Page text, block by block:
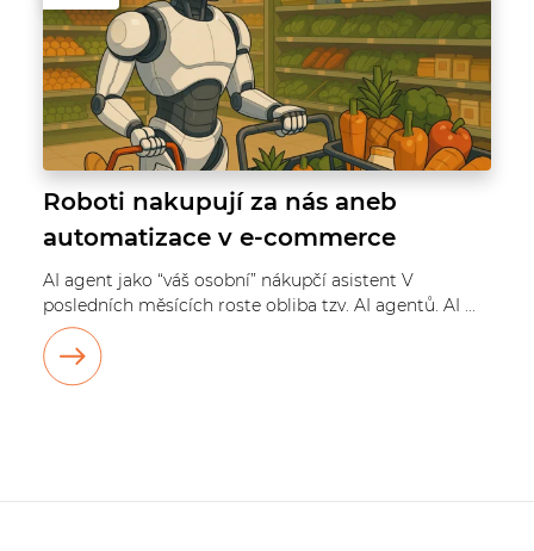
Roboti nakupují za nás aneb
automatizace v e-commerce
AI agent jako “váš osobní” nákupčí asistent V
posledních měsících roste obliba tzv. AI agentů. AI ...